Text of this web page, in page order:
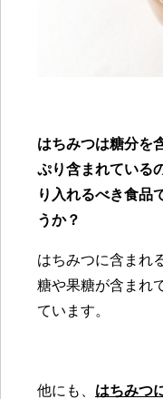
はちみつは糖分を
ぷり含まれている
り入れるべき食品
うか？
はちみつに含まれ
糖や果糖が含まれ
ています。
他にも、 はちみつ